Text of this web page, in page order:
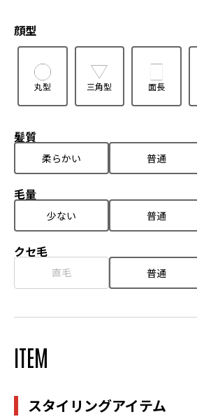
顔型
丸型 三角型 面長
髪質
柔らかい 普通
毛量
少ない 普通
クセ毛
直毛 普通
ITEM
スタイリングアイテム